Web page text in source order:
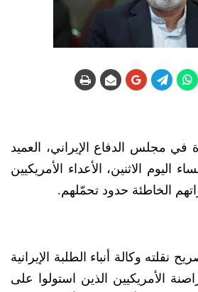
في مجلس الدفاع الإيراني، العميد
اليوم الاثنين، الأعداء الأمريكيين
الخاطئة حدود تحمّلهم.
نقلته وكالة أنباء الطلبة الإيرانية
الأمريكيين الذين استولوا على